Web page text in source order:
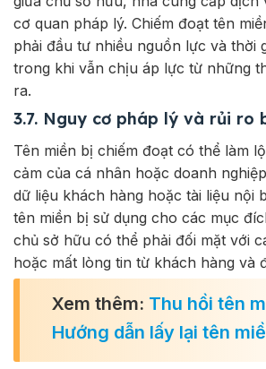
cơ quan pháp lý. Chiếm đoạt tên
phải đầu tư nhiều nguồn lực và thời
trong khi vẫn chịu áp lực từ những
ra.
3.7. Nguy cơ pháp lý và rủi ro
Tên miền bị chiếm đoạt có thể làm
cảm của cá nhân hoặc doanh
dữ liệu khách hàng hoặc tài liệu nội
tên miền bị sử dụng cho các mục
chủ sở hữu có thể phải đối mặt với
hoặc mất lòng tin từ khách hàng và
Xem thêm: Thu hồi tên
Hướng dẫn lấy lại tên